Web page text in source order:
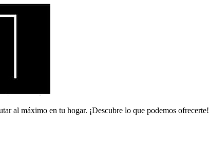
al máximo en tu hogar. ¡Descubre lo que podemos ofrecerte!